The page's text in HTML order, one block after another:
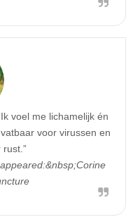
voel me lichamelijk én
voor virussen en